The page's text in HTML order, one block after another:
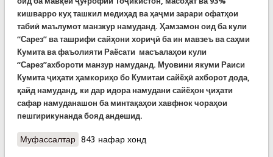
кишварро куҳ ташкил медиҳад ва ҳаҷми зарари офатҳои
табиӣ маълумот манзкур намуданд. Ҳамзамон оид ба кули
“Сарез” ва ташрифи сайҳони хориҷӣ ба ин мавзеъ ва саҳми
Кумита ва фаъолияти Раёсати масъалаҳои кули
“Сарез”ахбороти манзур намуданд. Муовини якуми Раиси
Кумита ҷиҳати ҳамкориҳо бо Кумитаи сайёҳӣ ахборот дода,
қайд намуданд, ки дар идора намудани сайёҳон ҷиҳати
сафар намуданашон ба минтақаҳои хавфнок чораҳои
пешгирикунанда бояд андешид.
Муфассалтаро Вохурӣ бо ҳайати коршиносони самти сайёҳии
843 нафар хонд